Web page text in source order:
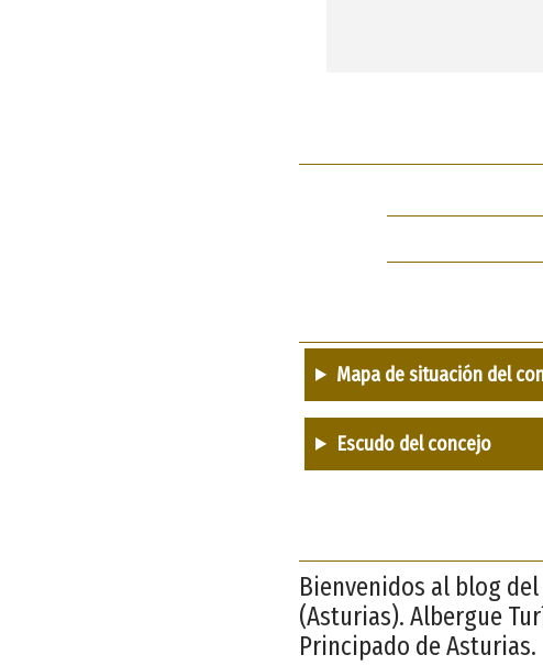
Mapa de situación del
Escudo del concejo
Bienvenidos al blog del
(Asturias). Albergue
Principado de Asturias.